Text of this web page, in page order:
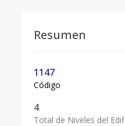
Resumen
1147
Código
4
Total de Niveles del